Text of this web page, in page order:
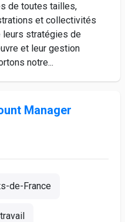
de toutes tailles,
et collectivités
leurs stratégies de
et leur gestion
notre...
Manager
de-France